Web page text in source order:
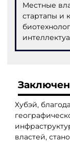
Местные
стартапы и
Хубэй,
властей,